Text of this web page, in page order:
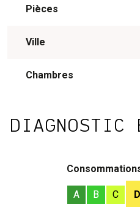
Pièces
Ville
Chambres
DIAGNOSTIC
A B C D